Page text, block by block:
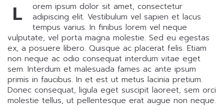
L
orem ipsum dolor sit amet, consectetur
adipiscing elit. Vestibulum vel sapien et lacus
tempus varius. In finibus lorem vel neque
vulputate, vel porta magna molestie. Sed eu egestas
ex, a posuere libero. Quisque ac placerat felis. Etiam
non neque ac odio consequat interdum vitae eget
sem. Interdum et malesuada fames ac ante ipsum
primis in faucibus. In et est ut metus lacinia pretium.
Donec consequat, ligula eget suscipit laoreet, sem orci
molestie tellus, ut pellentesque erat augue non neque.